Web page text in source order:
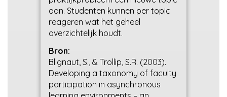
aan. Studenten kunnen per topic
reageren wat het geheel
overzichtelijk houdt.
Bron:
Blignaut, S., & Trollip, S.R. (2003).
Developing a taxonomy of faculty
participation in asynchronous